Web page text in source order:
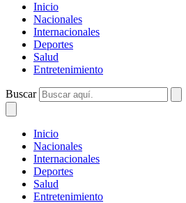
Inicio
Nacionales
Internacionales
Deportes
Salud
Entretenimiento
Buscar
Inicio
Nacionales
Internacionales
Deportes
Salud
Entretenimiento